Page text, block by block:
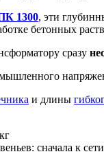
1300, эти
бетонных
сразу
и длины
сначала к